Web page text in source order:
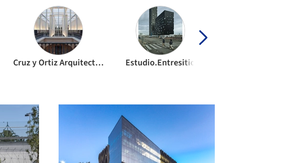
Cruz y Ortiz Arquitectos Estudio.Entresitio